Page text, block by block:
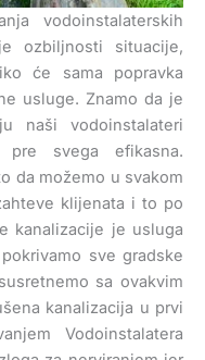
vodoinstalaterskih
ozbiljnosti situacije,
će sama popravka
usluge. Znamo da je
naši vodoinstalateri
svega efikasna.
da možemo u svakom
klijenata i to po
kanalizacije je usluga
sve gradske
sa ovakvim
kanalizacija u prvi
Vodoinstalatera